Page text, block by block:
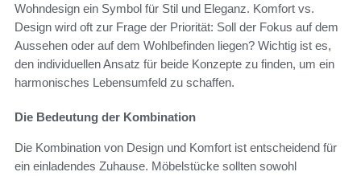
Wohndesign ein Symbol für Stil und Eleganz. Komfort vs.
Design wird oft zur Frage der Priorität: Soll der Fokus auf dem
Aussehen oder auf dem Wohlbefinden liegen? Wichtig ist es,
den individuellen Ansatz für beide Konzepte zu finden, um ein
harmonisches Lebensumfeld zu schaffen.
Die Bedeutung der Kombination
Die Kombination von Design und Komfort ist entscheidend für
ein einladendes Zuhause. Möbelstücke sollten sowohl